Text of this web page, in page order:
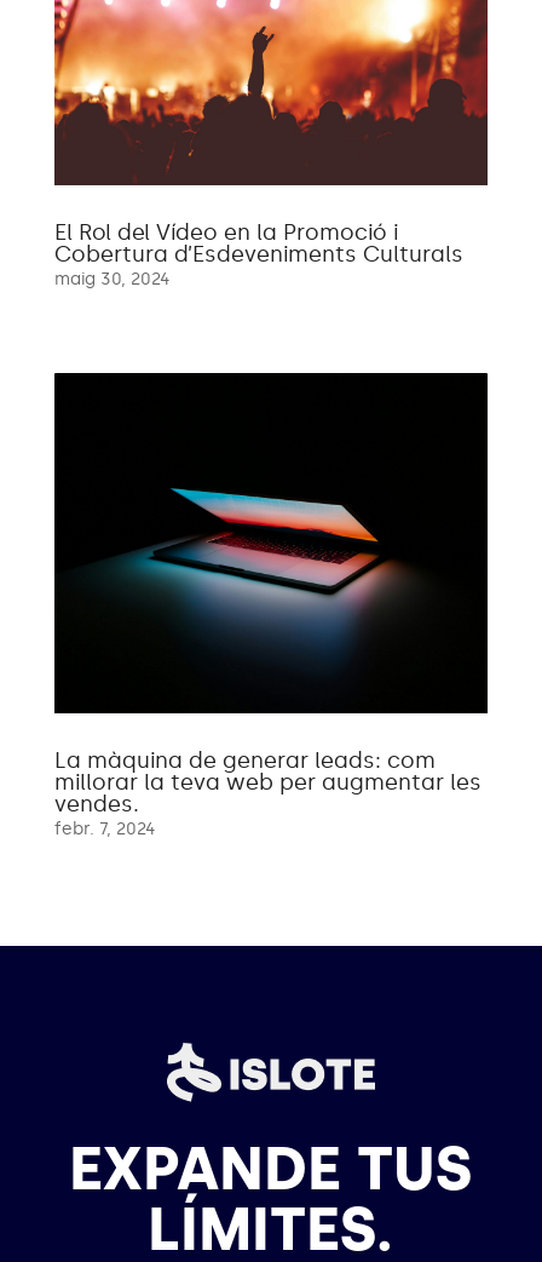
El Rol del Vídeo en la Promoció i
Cobertura d’Esdeveniments Culturals
maig 30, 2024
La màquina de generar leads: com
millorar la teva web per augmentar les
vendes.
febr. 7, 2024
EXPANDE TUS
LÍMITES.